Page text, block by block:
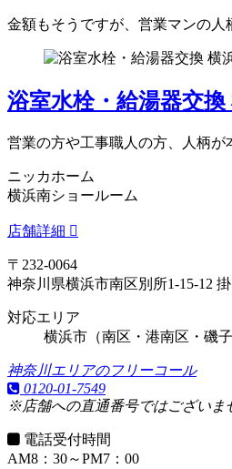
金額もそうですが、営業マンの人
浴室水栓・給湯器交
営業の方や工事職人の方、人柄が
ニッカホーム
横浜南ショールーム
店舗詳細
〒232-0064
神奈川県横浜市南区別所1-15-12
対応エリア
横浜市（南区・港南区・磯
神奈川エリアのフリーコール
0120-01-7549
※店舗への直通番号ではございま
電話受付時間
AM8：30～PM7：00